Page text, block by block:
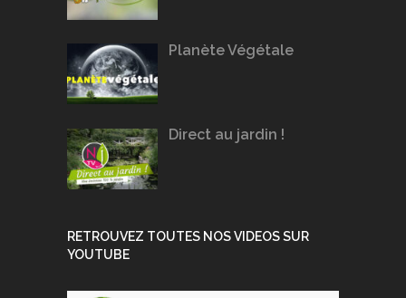
Planète Végétale
Direct au jardin !
RETROUVEZ TOUTES NOS VIDEOS SUR
YOUTUBE